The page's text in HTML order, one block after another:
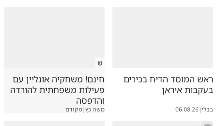
ראש המוסד הדיח בכירים
בעקבות איראן
בבלי|
06.08.26
ש
חינם! משחקיה אונליין עם
פעילות משפחתית להורדה
והדפסה
משה כץ|מקודם